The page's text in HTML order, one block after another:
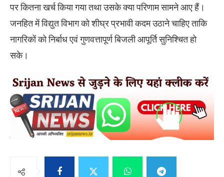
पर कितना खर्च किया गया तथा उसके क्या परिणाम सामने आए हैं।
जनहित में विद्युत विभाग को शीघ्र प्रभावी कदम उठाने चाहिए ताकि
नागरिकों को निर्बाध एवं गुणवत्तापूर्ण बिजली आपूर्ति सुनिश्चित हो
सके।